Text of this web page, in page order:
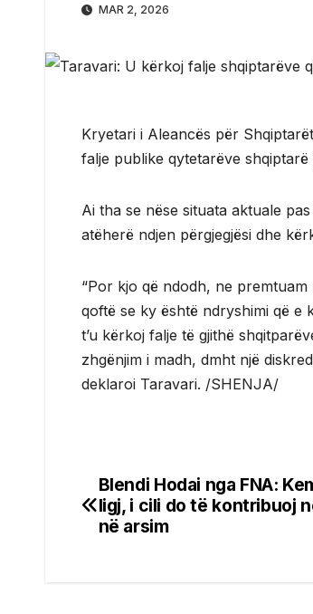
MAR 2, 2026
Kryetari i Aleancës për
falje publike qytetarëve
Ai tha se nëse situata aktuale
atëherë ndjen përgjegjësi dhe
“Por kjo që ndodh, ne
qoftë se ky është ndryshimi që e
t’u kërkoj falje të gjithë
zhgënjim i madh, dmht një
deklaroi Taravari. /SHENJA/
Post
navigation
Blendi Hodai nga FNA:
ligj, i cili do të kontribuoj
në arsim